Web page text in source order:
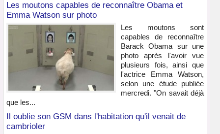
Les moutons capables de reconnaître Obama et
Emma Watson sur photo
Les moutons sont
capables de reconnaître
Barack Obama sur une
photo après l'avoir vue
plusieurs fois, ainsi que
l'actrice Emma Watson,
selon une étude publiée
mercredi. "On savait déjà
que les...
Il oublie son GSM dans l'habitation qu'il venait de
cambrioler